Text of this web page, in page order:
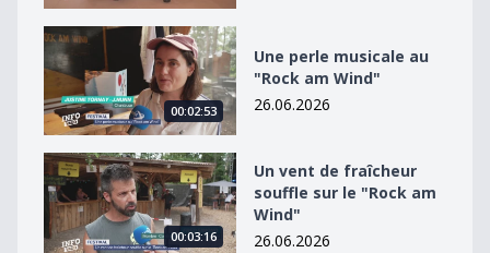
Une perle musicale au &quot;Rock am Wind&quot;
00:02:53
Une perle musicale au
"Rock am Wind"
26.06.2026
Un vent de fraîcheur souffle sur le &quot;Rock am
00:03:16
Un vent de fraîcheur
souffle sur le "Rock am
Wind"
26.06.2026